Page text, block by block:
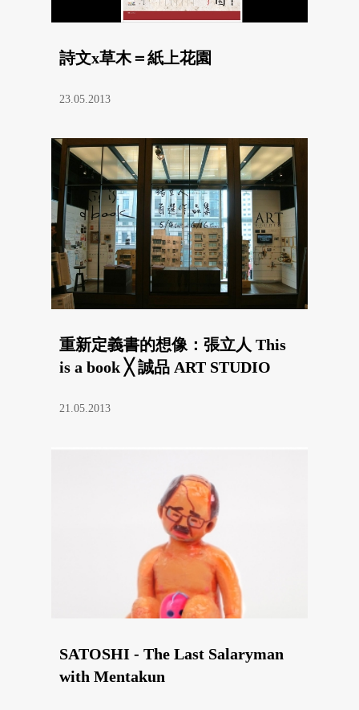
詩文x草木＝紙上花園
23.05.2013
重新定義書的想像：張立人 This
is a book ╳ 誠品 ART STUDIO
21.05.2013
SATOSHI - The Last Salaryman
with Mentakun